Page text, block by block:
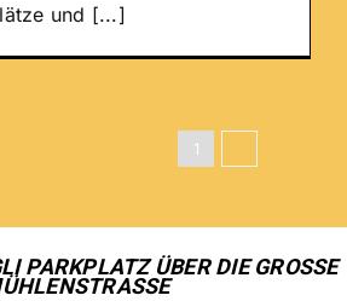
und [...]
1
PARKPLATZ ÜBER DIE GROSSE M